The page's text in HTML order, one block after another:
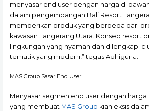
menyasar end user dengan harga di bawah
dalam pengembangan Bali Resort
memberikan produk yang berbeda dari
kawasan Tangerang Utara. Konsep resort
lingkungan yang nyaman dan dilengkapi
tematik yang modern,” tegas Adhiguna.
MAS Group Sasar End User
Menyasar segmen end user dengan harga
yang membuatMAS Group kian eksis